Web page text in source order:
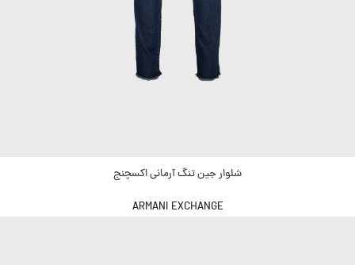
شلوار جین تنگ آرمانی اکسچنج
ARMANI EXCHANGE